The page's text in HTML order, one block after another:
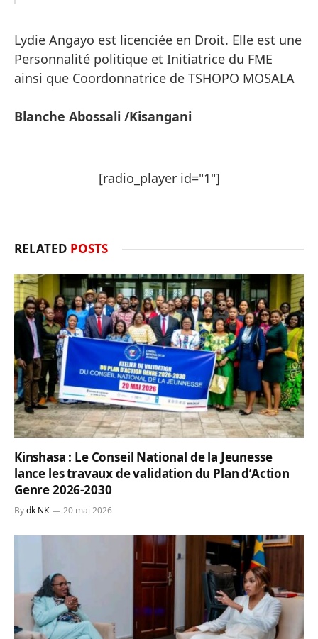
Lydie Angayo est licenciée en Droit. Elle est une
Personnalité politique et Initiatrice du FME
ainsi que Coordonnatrice de TSHOPO MOSALA
Blanche Abossali /Kisangani
[radio_player id="1"]
RELATED POSTS
Kinshasa : Le Conseil National de la Jeunesse
lance les travaux de validation du Plan d’Action
Genre 2026-2030
Bydk NK 20 mai 2026